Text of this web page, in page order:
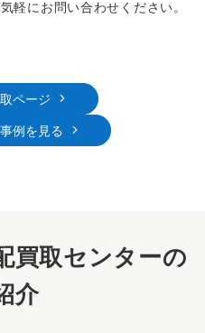
軽にお問い合わせください。
ページ
例を見る
買取センターの
介